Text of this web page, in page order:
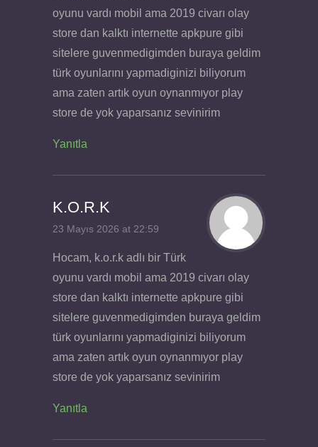
oyunu vardı mobil ama 2019 civarı olay
store dan kalktı internette apkpure gibi
sitelere guvenmedigimden buraya geldim
türk oyunlarını yapmadiginizi biliyorum
ama zaten artık oyun oynanmıyor play
store de yok yaparsanız sevinirim
Yanıtla
K.O.R.K
23 Mayıs 2026 at 22:59
Hocam, k.o.r.k adlı bir Türk
oyunu vardı mobil ama 2019 civarı olay
store dan kalktı internette apkpure gibi
sitelere guvenmedigimden buraya geldim
türk oyunlarını yapmadiginizi biliyorum
ama zaten artık oyun oynanmıyor play
store de yok yaparsanız sevinirim
Yanıtla